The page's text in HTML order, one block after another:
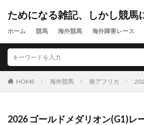
ためになる雑記、しかし競馬
ホーム 競馬 海外競馬 海外障害レース
HOME 海外競馬 南アフリカ
2026 ゴールドメダリオン(G1)レ